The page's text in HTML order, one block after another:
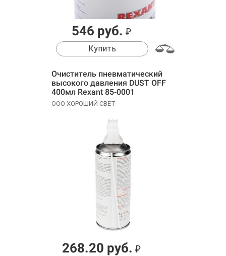
546 руб. ₽
Купить
Очиститель пневматический
высокого давления DUST OFF
400мл Rexant 85-0001
ООО ХОРОШИЙ СВЕТ
268.20 руб. ₽